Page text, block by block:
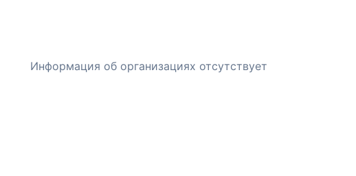
Информация об организациях отсутствует